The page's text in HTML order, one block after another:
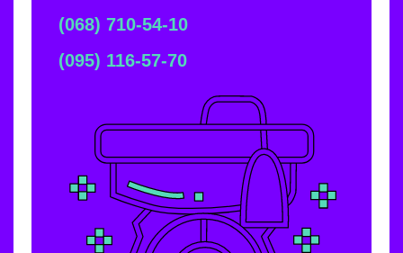
(068) 710-54-10
(095) 116-57-70